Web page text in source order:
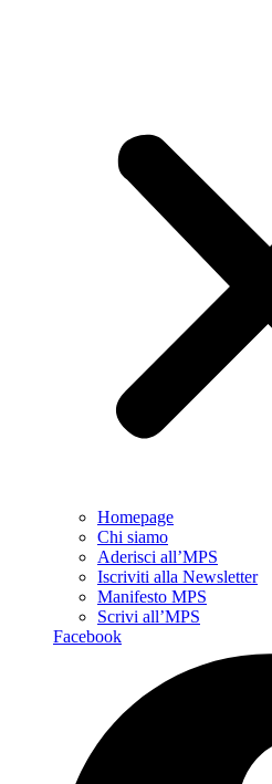
Homepage
Chi siamo
Aderisci all’MPS
Iscriviti alla Newsletter
Manifesto MPS
Scrivi all’MPS
Facebook